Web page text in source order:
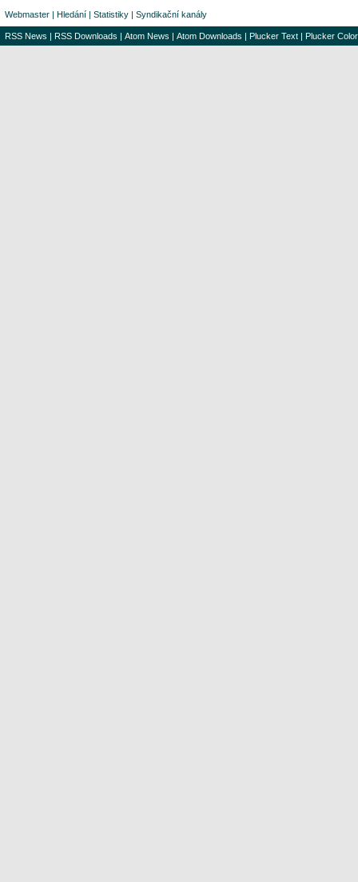
Webmaster | Hledání | Statistiky | Syndikační kanály
RSS News | RSS Downloads | Atom News | Atom Downloads | Plucker Text | Plucker Color